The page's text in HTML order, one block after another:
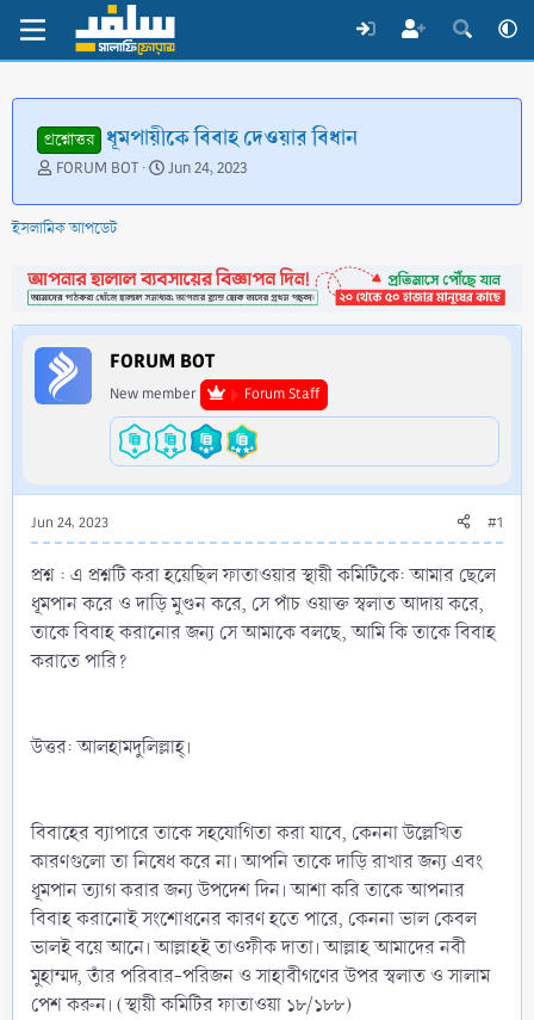
প্রশ্নোত্তর ধূমপায়ীকে বিবাহ দেওয়ার বিধান
T
r
e
d
s
t
a
r
t
FORUM BOT
S
a
d
a
t
e
Jun 24, 2023
ইসলামিক আপডেট
FORUM BOT
New member Forum Staff
Jun 24, 2023 #1
প্রশ্ন : এ প্রশ্নটি করা হয়েছিল ফাতাওয়ার স্থায়ী কমিটিকে: আমার ছেলে
ধূমপান করে ও দাড়ি মুণ্ডন করে, সে পাঁচ ওয়াক্ত স্বলাত আদায় করে,
তাকে বিবাহ করানোর জন্য সে আমাকে বলছে, আমি কি তাকে বিবাহ
করাতে পারি?
উত্তর: আলহামদুলিল্লাহ্‌।
বিবাহের ব্যাপারে তাকে সহযোগিতা করা যাবে, কেননা উল্লেখিত
কারণগুলো তা নিষেধ করে না। আপনি তাকে দাড়ি রাখার জন্য এবং
ধূমপান ত্যাগ করার জন্য উপদেশ দিন। আশা করি তাকে আপনার
বিবাহ করানোই সংশোধনের কারণ হতে পারে, কেননা ভাল কেবল
ভালই বয়ে আনে। আল্লাহই তাওফীক দাতা। আল্লাহ আমাদের নবী
মুহাম্মদ, তাঁর পরিবার-পরিজন ও সাহাবীগণের উপর স্বলাত ও সালাম
পেশ করুন। (স্থায়ী কমিটির ফাতাওয়া ১৮/১৮৮)